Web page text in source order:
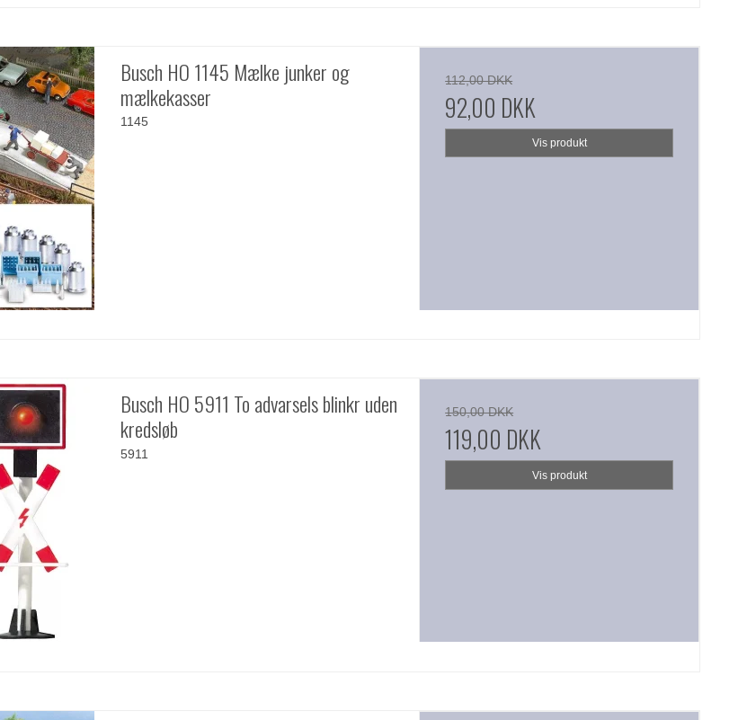
Busch HO 1145 Mælke junker og
mælkekasser
1145
112,00 DKK
92,00 DKK
Vis produkt
Busch HO 5911 To advarsels blinkr uden
kredsløb
5911
150,00 DKK
119,00 DKK
Vis produkt